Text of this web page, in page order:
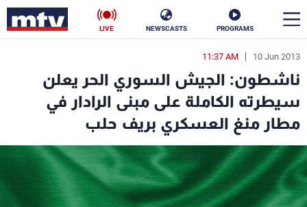
PROGRAMS
NEWSCASTS
LIVE
10 Jun 2013
11:37 AM
ناشطون: الجيش السوري الحر يعلن
سيطرته الكاملة على مبنى الرادار في
مطار منغ العسكري بريف حلب
en
الأخبار
سياسة ناس
إقتصاد فن
منوعات رياضة